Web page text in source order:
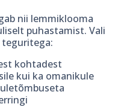
nii lemmiklooma
puhastamist. Vali
kohtadest
kui ka omanikule